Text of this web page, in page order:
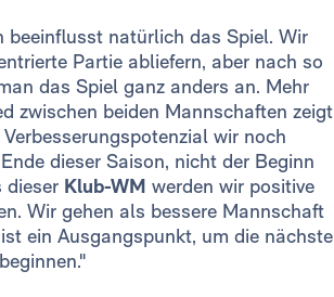
beeinflusst natürlich das Spiel. Wir
Partie abliefern, aber nach so
das Spiel ganz anders an. Mehr
zwischen beiden Mannschaften zeigt
wir noch
dieser Saison, nicht der Beginn
dieser Klub-WM werden wir positive
Wir gehen als bessere Mannschaft
ein Ausgangspunkt, um die nächste